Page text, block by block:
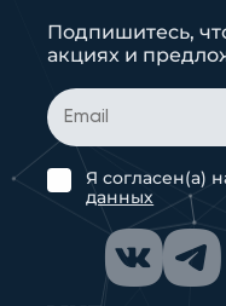
Подпишитесь,
акциях и
Я согласен(а)
данных